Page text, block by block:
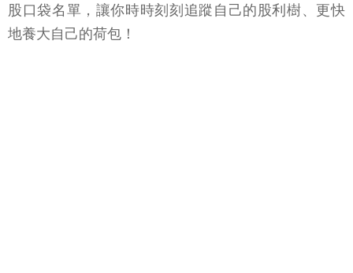
股口袋名單，讓你時時刻刻追蹤自己的股利樹、更快
地養大自己的荷包！